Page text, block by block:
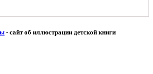
- сайт об иллюстрации детской книги